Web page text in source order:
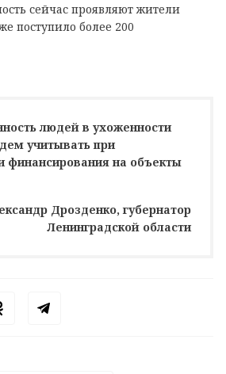
сейчас проявляют жители
поступило более 200
людей в ухоженности
учитывать при
финансирования на объекты
Дрозденко, губернатор
Ленинградской области